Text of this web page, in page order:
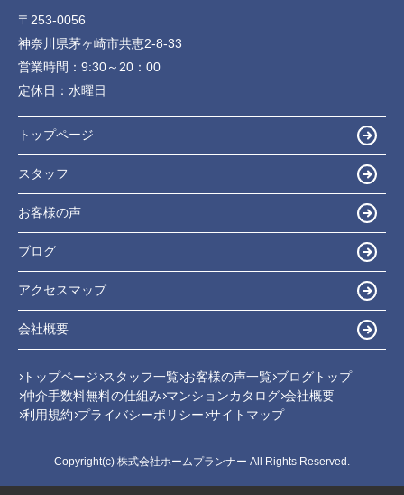
〒253-0056
神奈川県茅ヶ崎市共恵2-8-33
営業時間： 9:30～20：00
定休日： 水曜日
トップページ
スタッフ
お客様の声
ブログ
アクセスマップ
会社概要
トップページ スタッフ一覧 お客様の声一覧 ブログトップ
仲介手数料無料の仕組み マンションカタログ 会社概要
利用規約 プライバシーポリシー サイトマップ
Copyright(c) 株式会社ホームプランナー All Rights Reserved.